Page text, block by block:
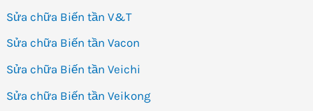
Sửa chữa Biến tần V&T
Sửa chữa Biến tần Vacon
Sửa chữa Biến tần Veichi
Sửa chữa Biến tần Veikong